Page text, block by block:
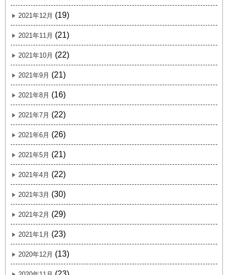
2021年12月 (19)
2021年11月 (21)
2021年10月 (22)
2021年9月 (21)
2021年8月 (16)
2021年7月 (22)
2021年6月 (26)
2021年5月 (21)
2021年4月 (22)
2021年3月 (30)
2021年2月 (29)
2021年1月 (23)
2020年12月 (13)